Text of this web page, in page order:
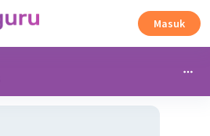
Masuk